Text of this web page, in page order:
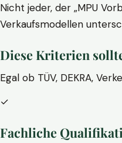
Nicht jeder, der „MPU
Verkaufsmodellen
Diese Kriterien
Egal ob TÜV, DEKRA,
✓
Fachliche